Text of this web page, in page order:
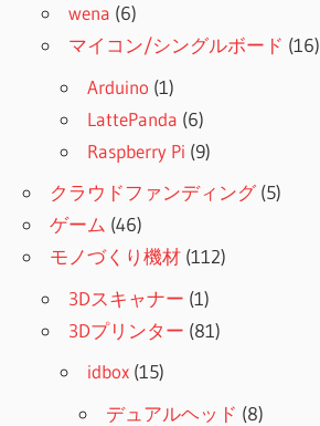
wena (6)
マイコン/シングルボード (16)
Arduino (1)
LattePanda (6)
Raspberry Pi (9)
クラウドファンディング(5)
ゲーム (46)
モノづくり機材 (112)
3Dスキャナー (1)
3Dプリンター (81)
idbox (15)
デュアルヘッド (8)